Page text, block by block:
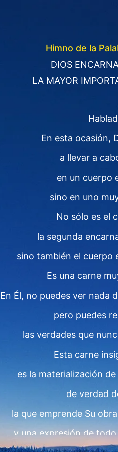
Himno de la
DIOS
LA MAYOR
En esta ocasión,
a llevar a
en un cuerpo
sino en uno
No sólo es el
la segunda
sino también el cuerpo
Es una carne
En Él, no puedes ver nada
pero puedes
las verdades que
Esta carne
es la materialización
de verdad
la que emprende Su
y una expresión de